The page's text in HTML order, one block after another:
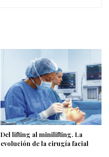
Del lifting al minilifting. La
evolución de la cirugía facial